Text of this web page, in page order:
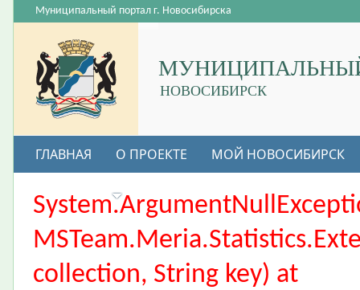
НОВОСИБИРСК
Муниципальный портал г. Новосибирска
ГЛАВНАЯ О ПРОЕКТЕ МОЙ НОВОСИБИРСК
ВАКАНСИИ
collection, String key) at